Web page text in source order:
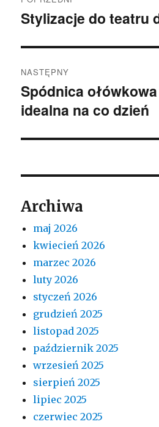
wpisu
Poprzedni
Stylizacje do teatru
NASTĘPNY
Następny
wpis:
Spódnica
idealna na co dzień
Archiwa
maj 2026
kwiecień 2026
marzec 2026
luty 2026
styczeń 2026
grudzień 2025
listopad 2025
październik 2025
wrzesień 2025
sierpień 2025
lipiec 2025
czerwiec 2025